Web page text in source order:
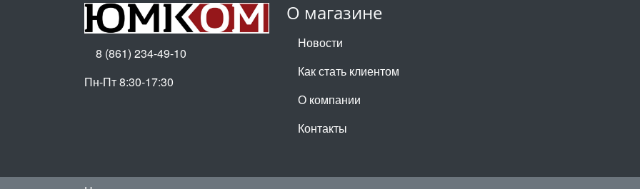
О магазине
Новости
Как стать клиентом
О компании
Контакты
8 (861) 234-49-10
Пн-Пт 8:30-17:30